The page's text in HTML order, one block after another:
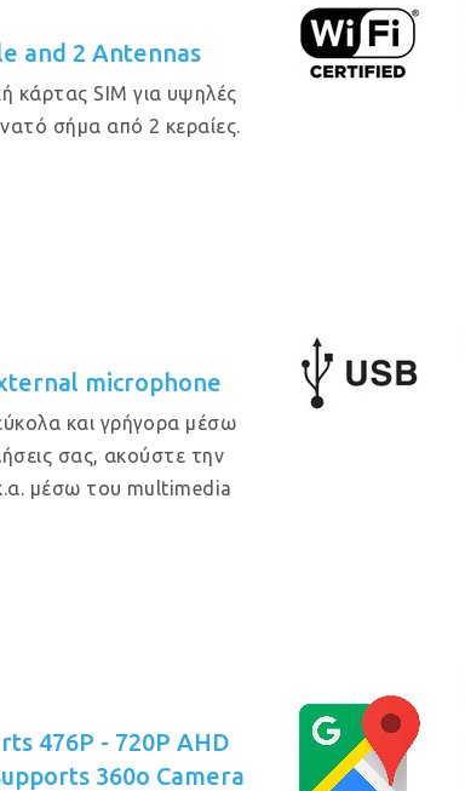
and 2 Antennas
κάρτας SIM για υψηλές
σήμα από 2 κεραίες.
microphone
και γρήγορα μέσω
σας, ακούστε την
μέσω του multimedia
476P - 720P AHD
360o Camera